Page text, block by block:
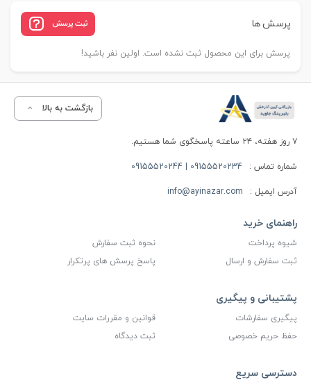
پرسش ها ثبت پرسش
پرسش برای این محصول ثبت نشده است. اولین نفر باشید!
بازگشت به بالا
۷ روز هفته، ۲۴ ساعته پاسخگوی شما هستیم.
شماره تماس : 09155520234 | 09155520244
آدرس ایمیل : info@ayinazar.com
راهنمای خرید
شیوه پرداخت
نحوه ثبت سفارش
ثبت سفارش و ارسال
پاسخ پرسش های پرتکرار
پشتیبانی و پیگیری
پیگیری سفارشات
قوانین و مقررات سایت
حفظ حریم خصوصی
ثبت دیدگاه
دسترسی سریع